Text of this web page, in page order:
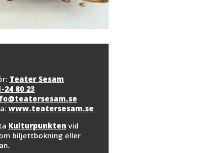
Teater Sesam
24 80 23
www.teatersesam.se
Kulturpunkten vid
biljettbokning eller